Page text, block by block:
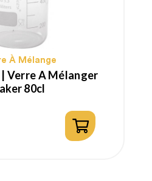
À Mélange
Verre A Mélanger
80cl